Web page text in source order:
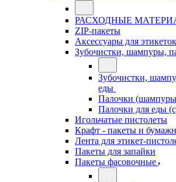
РАСХОДНЫЕ
ZIP-пакеты
Аксессуары для этикеток
Зубочистки, шампуры,
Зубочистки,
еды
Палочки
Палочки для еды
Игольчатые пистолеты
Крафт - пакеты и
Лента для этикет-
Пакеты для запайки
Пакеты фасовочные